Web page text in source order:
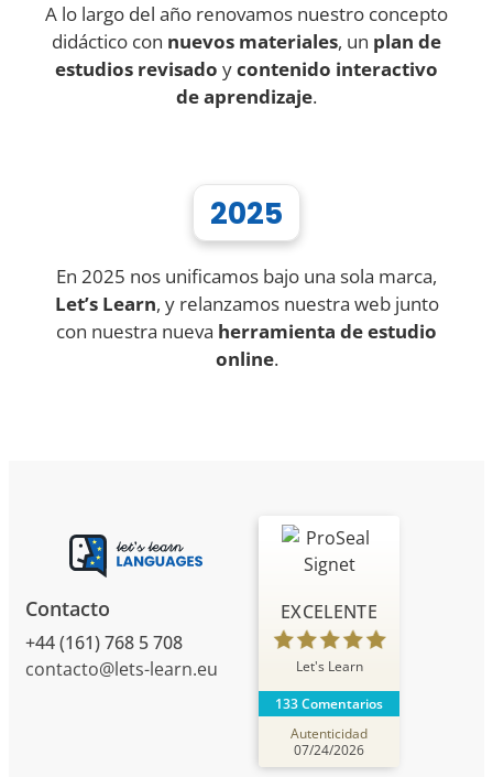
A lo largo del año renovamos nuestro concepto
didáctico con nuevos materiales, un plan de
estudios revisado ycontenido interactivo
de aprendizaje.
2025
En 2025 nos unificamos bajo una sola marca,
Let’s Learn, y relanzamos nuestra web junto
con nuestra nueva herramienta de estudio
online.
Contacto
+44 (161) 768 5 708
contacto@lets-learn.eu
EXCELENTE
Let's Learn
133 Comentarios
Autenticidad
07/24/2026